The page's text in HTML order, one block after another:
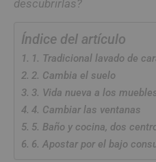
descubrirlas?
Índice del artículo
1. Tradicional lavado de
2. Cambia el suelo
3. Vida nueva a los
4. Cambiar las ventanas
5. Baño y cocina, dos
6. Apostar por el bajo